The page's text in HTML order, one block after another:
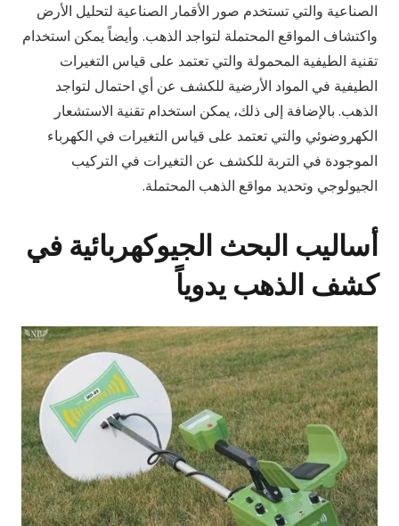
الصناعية والتي تستخدم صور الأقمار الصناعية لتحليل الأرض
واكتشاف المواقع المحتملة لتواجد الذهب. وأيضاً يمكن استخدام
تقنية الطيفية المحمولة والتي تعتمد على قياس التغيرات
الطيفية في المواد الأرضية للكشف عن أي احتمال لتواجد
الذهب. بالإضافة إلى ذلك، يمكن استخدام تقنية الاستشعار
الكهروضوئي والتي تعتمد على قياس التغيرات في الكهرباء
الموجودة في التربة للكشف عن التغيرات في التركيب
الجيولوجي وتحديد مواقع الذهب المحتملة.
أساليب البحث الجيوكهربائية في
كشف الذهب يدوياً